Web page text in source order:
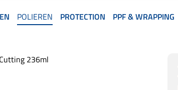
POLIEREN PROTECTION PPF & WRAPPING